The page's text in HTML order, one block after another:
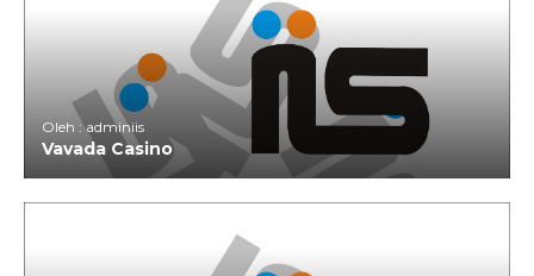
Oleh : adminiis
Vavada Casino